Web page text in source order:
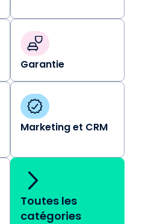
Garantie
Marketing et CRM
Toutes les
catégories